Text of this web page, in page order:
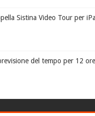
Sistina Video Tour per
del tempo per 12